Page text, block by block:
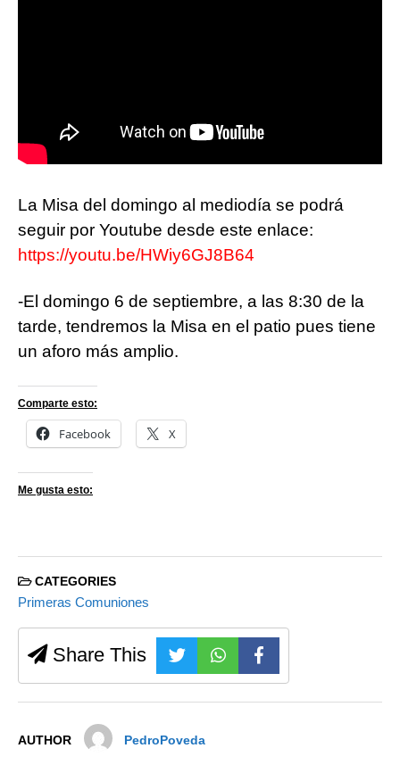
La Misa del domingo al mediodía se podrá
seguir por Youtube desde este enlace:
https://youtu.be/HWiy6GJ8B64
-El domingo 6 de septiembre, a las 8:30 de la
tarde, tendremos la Misa en el patio pues tiene
un aforo más amplio.
Comparte esto:
Facebook X
Me gusta esto:
CATEGORIES
Primeras Comuniones
Share This
AUTHOR PedroPoveda